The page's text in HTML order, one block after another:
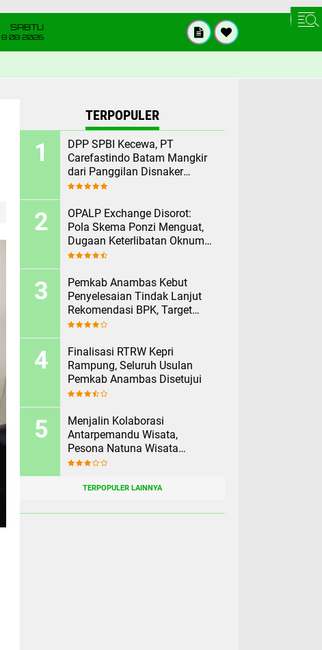
SABTU
8 08 2026
TERPOPULER
DPP SPBI Kecewa, PT
Carefastindo Batam Mangkir
dari Panggilan Disnaker
Terkait PHK Sepihak
OPALP Exchange Disorot:
Pola Skema Ponzi Menguat,
Dugaan Keterlibatan Oknum
ASN melanggar Aturan.
Pemkab Anambas Kebut
Penyelesaian Tindak Lanjut
Rekomendasi BPK, Target
Rampung Sebelum 2 Agustus
Finalisasi RTRW Kepri
Rampung, Seluruh Usulan
Pemkab Anambas Disetujui
Menjalin Kolaborasi
Antarpemandu Wisata,
Pesona Natuna Wisata
Rekomendasikan Pesona
Malaysia
TERPOPULER LAINNYA